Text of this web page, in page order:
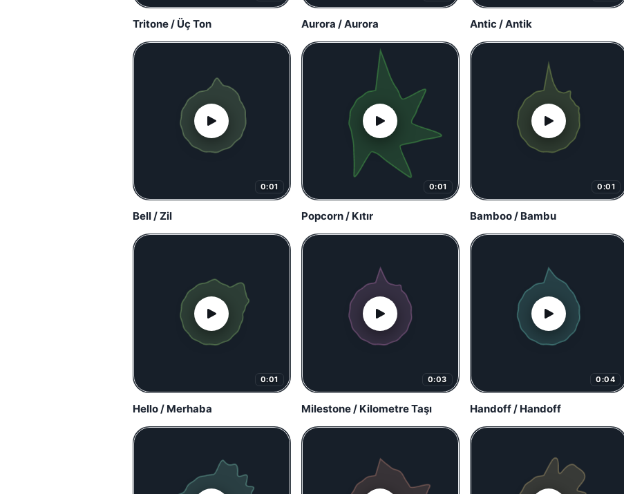
Tritone / Üç Ton Aurora / Aurora Antic / Antik
0:01
Bell / Zil
0:01
Popcorn / Kıtır
0:01
Bamboo / Bambu
0:01
Hello / Merhaba
0:03
Milestone / Kilometre Taşı
0:04
Handoff / Handoff